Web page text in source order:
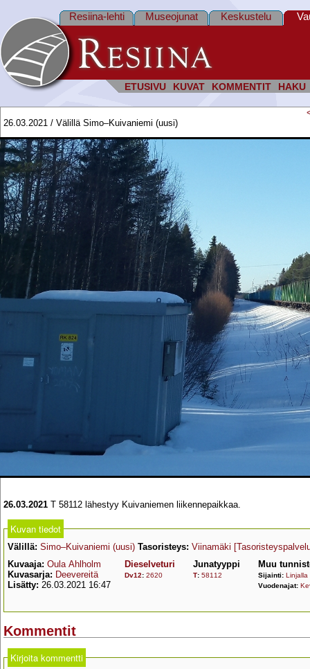
ETUSIVU KUVAT KOMMENTIT HAKU
Resiina-lehti Museojunat Keskustelu
26.03.2021 / Välillä Simo–Kuivaniemi (uusi)
26.03.2021 T 58112 lähestyy Kuivaniemen liikennepaikkaa.
Kuvan tiedot
Välillä: Simo–Kuivaniemi (uusi) Tasoristeys: Viinamäki
Kuvaaja: Oula Ahlholm
Kuvasarja: Deevereitä
Lisätty: 26.03.2021 16:47
Dieselveturi
Dv12: 2620
Junatyyppi
T: 58112
Muu
Sijainti: Linjalla
Vuodenajat:
Kommentit
Kirjoita kommentti